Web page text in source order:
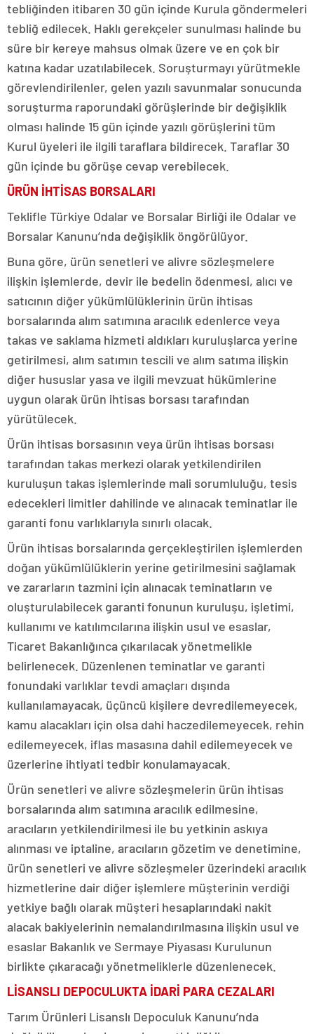
tebliğinden itibaren 30 gün içinde Kurula göndermeleri
tebliğ edilecek. Haklı gerekçeler sunulması halinde bu
süre bir kereye mahsus olmak üzere ve en çok bir
katına kadar uzatılabilecek. Soruşturmayı yürütmekle
görevlendirilenler, gelen yazılı savunmalar sonucunda
soruşturma raporundaki görüşlerinde bir değişiklik
olması halinde 15 gün içinde yazılı görüşlerini tüm
Kurul üyeleri ile ilgili taraflara bildirecek. Taraflar 30
gün içinde bu görüşe cevap verebilecek.
ÜRÜN İHTİSAS BORSALARI
Teklifle Türkiye Odalar ve Borsalar Birliği ile Odalar ve
Borsalar Kanunu’nda değişiklik öngörülüyor.
Buna göre, ürün senetleri ve alivre sözleşmelere
ilişkin işlemlerde, devir ile bedelin ödenmesi, alıcı ve
satıcının diğer yükümlülüklerinin ürün ihtisas
borsalarında alım satımına aracılık edenlerce veya
takas ve saklama hizmeti aldıkları kuruluşlarca yerine
getirilmesi, alım satımın tescili ve alım satıma ilişkin
diğer hususlar yasa ve ilgili mevzuat hükümlerine
uygun olarak ürün ihtisas borsası tarafından
yürütülecek.
Ürün ihtisas borsasının veya ürün ihtisas borsası
tarafından takas merkezi olarak yetkilendirilen
kuruluşun takas işlemlerinde mali sorumluluğu, tesis
edecekleri limitler dahilinde ve alınacak teminatlar ile
garanti fonu varlıklarıyla sınırlı olacak.
Ürün ihtisas borsalarında gerçekleştirilen işlemlerden
doğan yükümlülüklerin yerine getirilmesini sağlamak
ve zararların tazmini için alınacak teminatların ve
oluşturulabilecek garanti fonunun kuruluşu, işletimi,
kullanımı ve katılımcılarına ilişkin usul ve esaslar,
Ticaret Bakanlığınca çıkarılacak yönetmelikle
belirlenecek. Düzenlenen teminatlar ve garanti
fonundaki varlıklar tevdi amaçları dışında
kullanılamayacak, üçüncü kişilere devredilemeyecek,
kamu alacakları için olsa dahi haczedilemeyecek, rehin
edilemeyecek, iflas masasına dahil edilemeyecek ve
üzerlerine ihtiyati tedbir konulamayacak.
Ürün senetleri ve alivre sözleşmelerin ürün ihtisas
borsalarında alım satımına aracılık edilmesine,
aracıların yetkilendirilmesi ile bu yetkinin askıya
alınması ve iptaline, aracıların gözetim ve denetimine,
ürün senetleri ve alivre sözleşmeler üzerindeki aracılık
hizmetlerine dair diğer işlemlere müşterinin verdiği
yetkiye bağlı olarak müşteri hesaplarındaki nakit
alacak bakiyelerinin nemalandırılmasına ilişkin usul ve
esaslar Bakanlık ve Sermaye Piyasası Kurulunun
birlikte çıkaracağı yönetmeliklerle düzenlenecek.
LİSANSLI DEPOCULUKTA İDARİ PARA CEZALARI
Tarım Ürünleri Lisanslı Depoculuk Kanunu’nda